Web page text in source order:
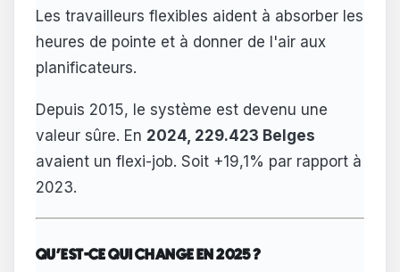
Les travailleurs flexibles aident à absorber les
heures de pointe et à donner de l'air aux
planificateurs.
Depuis 2015, le système est devenu une
valeur sûre. En 2024, 229.423 Belges
avaient un flexi-job. Soit +19,1% par rapport à
2023.
QU'EST-CE QUI CHANGE EN 2025 ?